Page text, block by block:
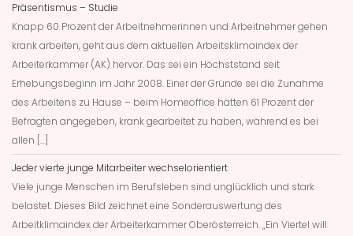
Präsentismus – Studie
Knapp 60 Prozent der Arbeitnehmerinnen und Arbeitnehmer gehen
krank arbeiten, geht aus dem aktuellen Arbeitsklimaindex der
Arbeiterkammer (AK) hervor. Das sei ein Höchststand seit
Erhebungsbeginn im Jahr 2008. Einer der Gründe sei die Zunahme
des Arbeitens zu Hause – beim Homeoffice hätten 61 Prozent der
Befragten angegeben, krank gearbeitet zu haben, während es bei
allen […]
Jeder vierte junge Mitarbeiter wechselorientiert
Viele junge Menschen im Berufsleben sind unglücklich und stark
belastet. Dieses Bild zeichnet eine Sonderauswertung des
Arbeitklimaindex der Arbeiterkammer Oberösterreich. „Ein Viertel will